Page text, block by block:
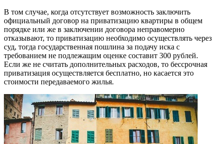
В том случае, когда отсутствует возможность заключить
официальный договор на приватизацию квартиры в общем
порядке или же в заключении договора неправомерно
отказывают, то приватизацию необходимо осуществлять через
суд, тогда государственная пошлина за подачу иска с
требованием не подлежащим оценке составит 300 рублей.
Если же не считать дополнительных расходов, то бессрочная
приватизация осуществляется бесплатно, но касается это
стоимости передаваемого жилья.